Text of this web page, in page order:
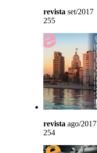
revista set/2017
255
revista ago/2017
254